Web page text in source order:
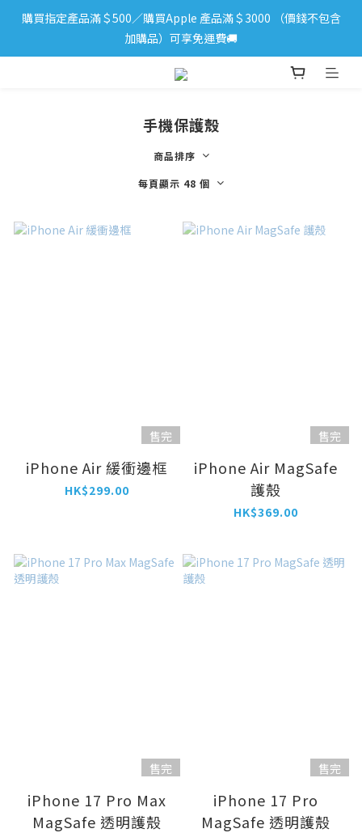
iPhone 17 系列新登場！立即訂購
購買指定產品滿＄500／購買Apple 產品滿＄3000 （價錢不包含
加購品）可享免運費🚚
iPhone 17 系列新登場！立即訂購
手機保護殼
商品排序
每頁顯示 48 個
售完
iPhone Air 緩衝邊框
HK$299.00
售完
iPhone Air MagSafe
護殼
HK$369.00
售完
iPhone 17 Pro Max
MagSafe 透明護殼
售完
iPhone 17 Pro
MagSafe 透明護殼